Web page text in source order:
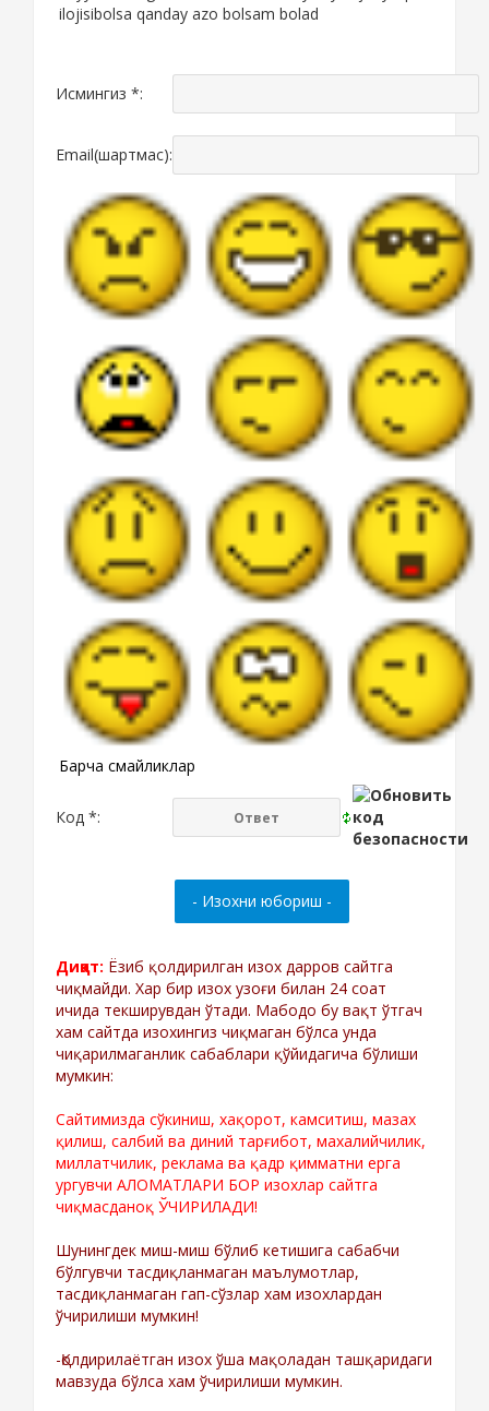
ilojisibolsa qanday azo bolsam bolad
Исмингиз *:
Email(шартмас):
Барча смайликлар
Код *:
Диққат: Ёзиб қолдирилган изох дарров сайтга
чиқмайди. Хар бир изох узоғи билан 24 соат
ичида текширувдан ўтади. Мабодо бу вақт ўтгач
хам сайтда изохингиз чиқмаган бўлса унда
чиқарилмаганлик сабаблари қўйидагича бўлиши
мумкин:
Сайтимизда сўкиниш, хақорот, камситиш, мазах
қилиш, салбий ва диний тарғибот, махалийчилик,
миллатчилик, реклама ва қадр қимматни ерга
ургувчи АЛОМАТЛАРИ БОР изохлар сайтга
чиқмасданоқ ЎЧИРИЛАДИ!
Шунингдек миш-миш бўлиб кетишига сабабчи
бўлгувчи тасдиқланмаган маълумотлар,
тасдиқланмаган гап-сўзлар хам изохлардан
ўчирилиши мумкин!
-Қолдирилаётган изох ўша мақоладан ташқаридаги
мавзуда бўлса хам ўчирилиши мумкин.